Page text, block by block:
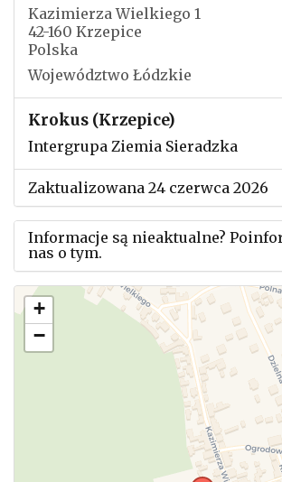
Kazimierza Wielkiego 1
42-160 Krzepice
Polska
Województwo Łódzkie
Krokus (Krzepice)
Intergrupa Ziemia Sieradzka
Zaktualizowana 24 czerwca 2026
Informacje są nieaktualne?
nas o tym.
Użyj tego formularza aby
zmianach w powyższym mityngu.
+
−